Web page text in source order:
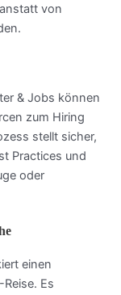
von
& Jobs können
zum Hiring
stellt sicher,
Practices und
oder
einen
Es